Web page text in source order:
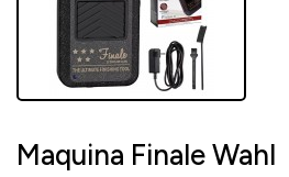
Maquina Finale Wahl